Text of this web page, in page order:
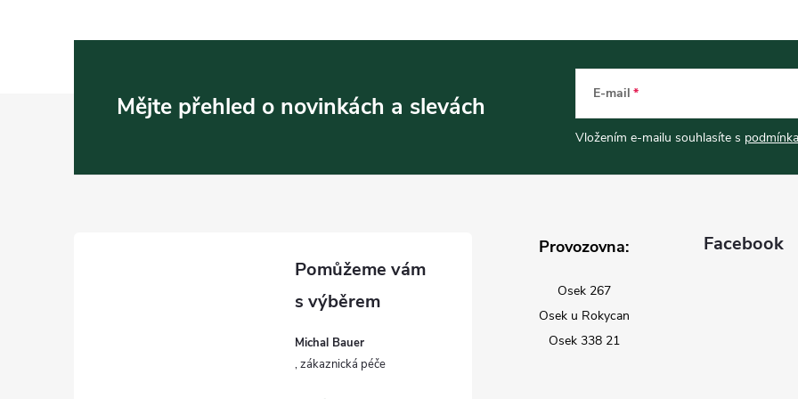
í
r
k
ý
Mějte přehled o novinkách a slevách E-mail
Vložením e-mailu souhlasíte s
Michal Bauer
Provozovna:
Osek 267
Osek u Rokycan
Osek 338 21
Facebook